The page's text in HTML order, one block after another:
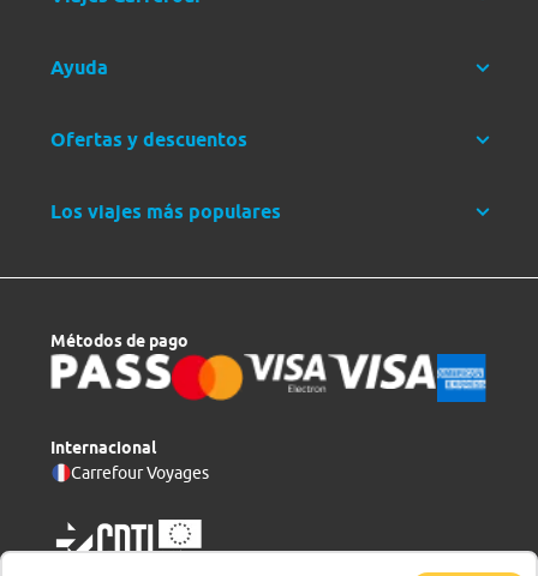
Ayuda
Ofertas y descuentos
Los viajes más populares
Métodos de pago
Internacional
Carrefour Voyages